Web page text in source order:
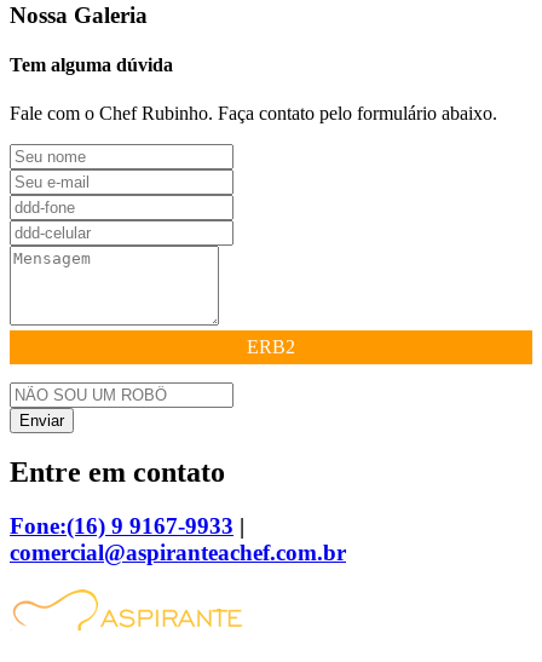
Nossa Galeria
Tem alguma dúvida
Fale com o Chef Rubinho. Faça contato pelo formulário abaixo.
ERB2
Enviar
Entre em contato
Fone:(16) 9 9167-9933 |
comercial@aspiranteachef.com.br